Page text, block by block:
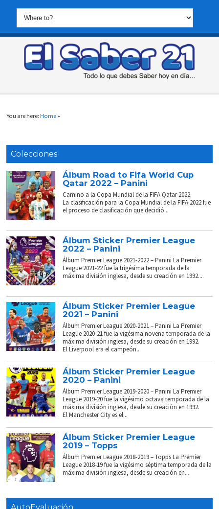
You are here:Home »
Colecciones
Álbum Road to Fifa World Cup
Qatar 2022 – Panini
Camino a la Copa Mundial de la FIFA Qatar 2022.
La clasificación para la Copa Mundial de la FIFA 2022 fue
el proceso de clasificación que decidió...
Álbum Sticker Premier League
2022 – Panini
Álbum Premier League 2021-2022 – Panini La Premier
League 2021-22 fue la trigésima temporada de la
máxima división inglesa, desde su creación en 1992....
Álbum Sticker Premier League
2021 – Panini
Álbum Premier League 2020-2021 – Panini La Premier
League 2020-21 fue la vigésima novena temporada de la
máxima división inglesa, desde su creación en 1992.
El Liverpool era el campeón...
Álbum Sticker Premier League
2020 – Panini
Álbum Premier League 2019-2020 – Panini La Premier
League 2019-20 fue la vigésimo octava temporada de la
máxima división inglesa, desde su creación en 1992.
El Manchester City es el...
Álbum Sticker Premier League
2019 – Topps
Álbum Premier League 2018-2019 – Topps La Premier
League 2018-19 fue la vigésimo séptima temporada de la
máxima división inglesa, desde su creación en...